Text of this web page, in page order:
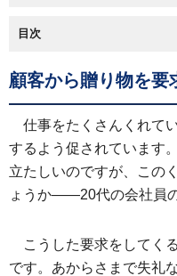
目次
顧客から贈り物を
仕事をたくさんくれて
するよう促されています
立たしいのですが、この
ょうか――20代の会社員
こうした要求をしてく
です。あからさまで失礼